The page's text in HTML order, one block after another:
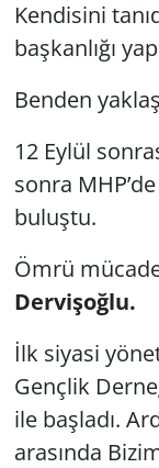
Kendisini
başkanlığı
Benden
12 Eylül
sonra
buluştu.
Ömrü
Dervişoğlu.
İlk siyasi
Gençlik
ile başladı.
arasında
GÜNDEM
HABERDE
KÜLTÜR
MAGAZİN
POLİTİKA
RESMİ
SAĞLIK
SİYASET